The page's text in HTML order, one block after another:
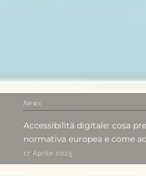
News
Accessibilità digitale: cosa
normativa europea e come
17 Aprile 2025